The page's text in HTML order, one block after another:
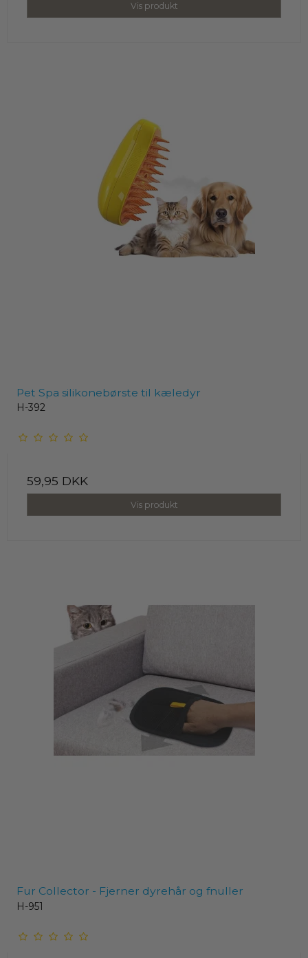
Vis produkt
Pet Spa silikonebørste til kæledyr
H-392
59,95 DKK
Vis produkt
Fur Collector - Fjerner dyrehår og fnuller
H-951